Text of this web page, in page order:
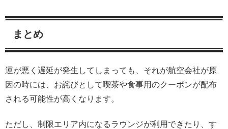
まとめ
運が悪く遅延が発生してしまっても、それが航空会社が原
因の時には、お詫びとして喫茶や食事用のクーポンが配布
される可能性が高くなります。
ただし、制限エリア内になるラウンジが利用できたり、す